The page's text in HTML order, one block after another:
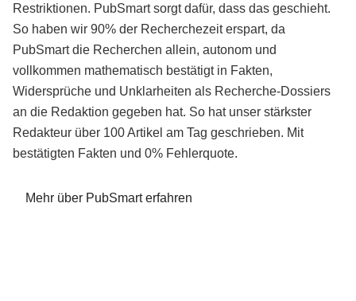
Restriktionen. PubSmart sorgt dafür, dass das geschieht.
So haben wir 90% der Recherchezeit erspart, da
PubSmart die Recherchen allein, autonom und
vollkommen mathematisch bestätigt in Fakten,
Widersprüche und Unklarheiten als Recherche-Dossiers
an die Redaktion gegeben hat. So hat unser stärkster
Redakteur über 100 Artikel am Tag geschrieben. Mit
bestätigten Fakten und 0% Fehlerquote.
Mehr über PubSmart erfahren